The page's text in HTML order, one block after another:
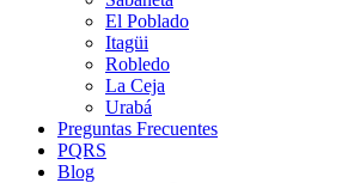
El Poblado
Itagüi
Robledo
La Ceja
Urabá
Preguntas Frecuentes
PQRS
Blog